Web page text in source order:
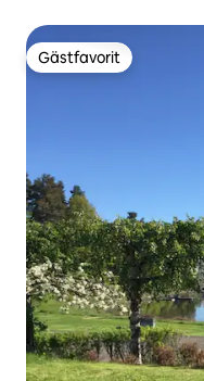
Gästfavorit
Gästfavorit